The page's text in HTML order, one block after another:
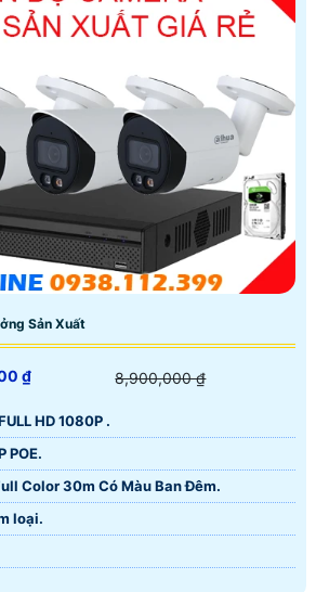
360 và zoom
kiệm chi phí hình ảnh full hd
giá rẻ tiết kiệm giám sát qua
sát qua diện thoại là chủ yếu.
Sản Xuất
₫ 8,900,000 ₫
HD 1080P .
POE.
Color 30m Có Màu Ban Ðêm.
loại.